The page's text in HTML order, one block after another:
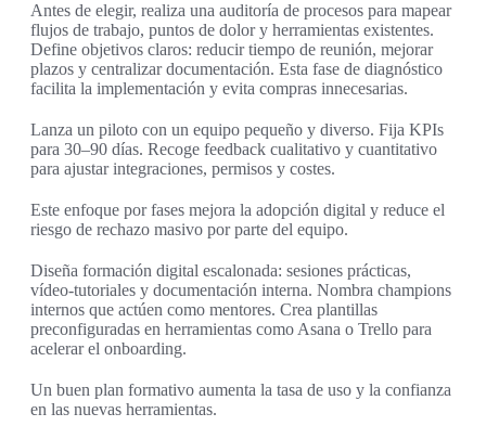
Antes de elegir, realiza una auditoría de procesos para mapear
flujos de trabajo, puntos de dolor y herramientas existentes.
Define objetivos claros: reducir tiempo de reunión, mejorar
plazos y centralizar documentación. Esta fase de diagnóstico
facilita la implementación y evita compras innecesarias.
Lanza un piloto con un equipo pequeño y diverso. Fija KPIs
para 30–90 días. Recoge feedback cualitativo y cuantitativo
para ajustar integraciones, permisos y costes.
Este enfoque por fases mejora la adopción digital y reduce el
riesgo de rechazo masivo por parte del equipo.
Diseña formación digital escalonada: sesiones prácticas,
vídeo-tutoriales y documentación interna. Nombra champions
internos que actúen como mentores. Crea plantillas
preconfiguradas en herramientas como Asana o Trello para
acelerar el onboarding.
Un buen plan formativo aumenta la tasa de uso y la confianza
en las nuevas herramientas.